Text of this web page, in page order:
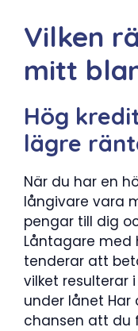
Vilken
mitt
Hög
lägre
När du har en
långivare vara
pengar till dig
Låntagare med
tenderar att
vilket resulterar
under lånet Har
chansen att du